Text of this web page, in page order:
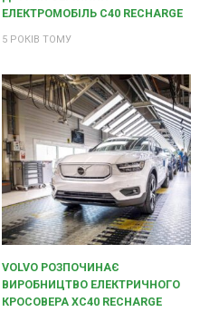
ЕЛЕКТРОМОБІЛЬ C40 RECHARGE
5 РОКІВ ТОМУ
VOLVO РОЗПОЧИНАЄ
ВИРОБНИЦТВО ЕЛЕКТРИЧНОГО
КРОСОВЕРА XC40 RECHARGE